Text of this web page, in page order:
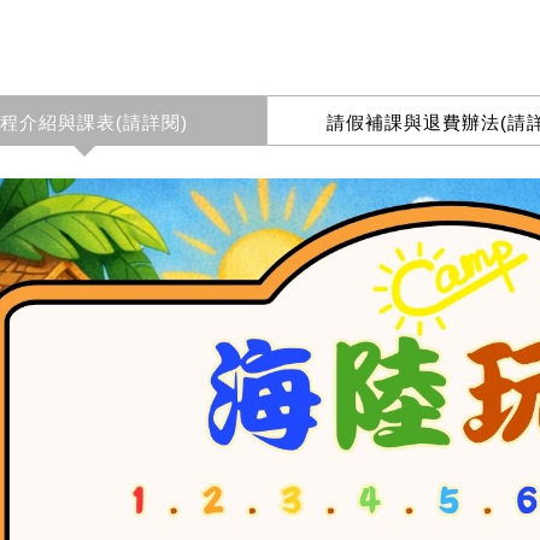
介紹與課表(請詳閱) 請假補課與退費辦法(請